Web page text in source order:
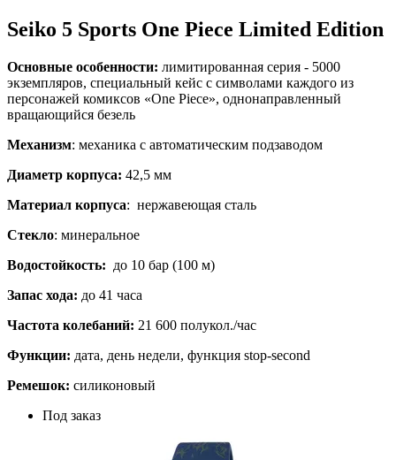
Seiko 5 Sports One Piece Limited Edition
Основные особенности: лимитированная серия - 5000
экземпляров, специальный кейс с символами каждого из
персонажей комиксов «One Piece», однонаправленный
вращающийся безель
Механизм: механика с автоматическим подзаводом
Диаметр корпуса: 42,5 мм
Материал корпуса: нержавеющая сталь
Стекло: минеральное
Водостойкость: до 10 бар (100 м)
Запас хода: до 41 часа
Частота колебаний: 21 600 полукол./час
Функции: дата, день недели, функция stop-second
Ремешок: силиконовый
Под заказ